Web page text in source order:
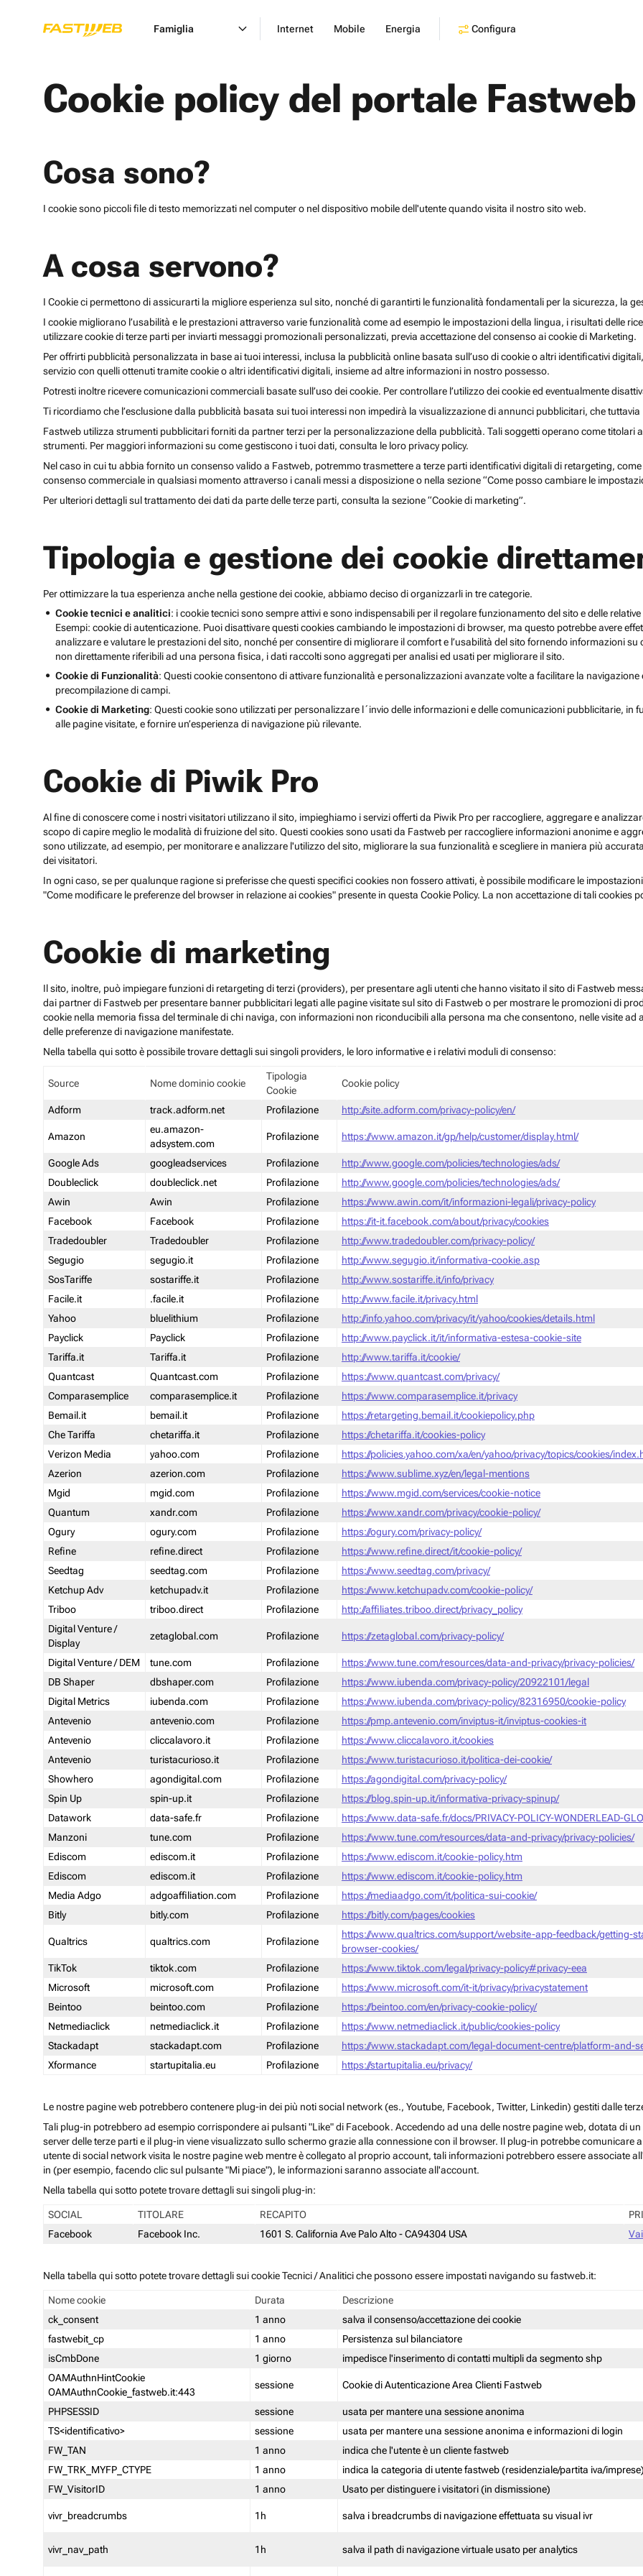
Famiglia Internet Mobile Energia Configura
Cookie policy del portale Fastweb
Cosa sono?
I cookie sono piccoli file di testo memorizzati nel computer o nel dispositivo mobile dell'utente quando visita il nostro sito web.
A cosa servono?
I Cookie ci permettono di assicurarti la migliore esperienza sul sito, nonché di garantirti le funzionalità fondamentali per la sicurezza, la
I cookie migliorano l’usabilità e le prestazioni attraverso varie funzionalità come ad esempio le impostazioni della lingua, i risultati delle
utilizzare cookie di terze parti per inviarti messaggi promozionali personalizzati, previa accettazione del consenso ai cookie di Marketing.
Per offrirti pubblicità personalizzata in base ai tuoi interessi, inclusa la pubblicità online basata sull’uso di cookie o altri identificativi
servizio con quelli ottenuti tramite cookie o altri identificativi digitali, insieme ad altre informazioni in nostro possesso.
Potresti inoltre ricevere comunicazioni commerciali basate sull’uso dei cookie. Per controllare l’utilizzo dei cookie ed eventualmente
Ti ricordiamo che l’esclusione dalla pubblicità basata sui tuoi interessi non impedirà la visualizzazione di annunci pubblicitari, che
Fastweb utilizza strumenti pubblicitari forniti da partner terzi per la personalizzazione della pubblicità. Tali soggetti operano come
strumenti. Per maggiori informazioni su come gestiscono i tuoi dati, consulta le loro privacy policy.
Nel caso in cui tu abbia fornito un consenso valido a Fastweb, potremmo trasmettere a terze parti identificativi digitali di retargeting,
consenso commerciale in qualsiasi momento attraverso i canali messi a disposizione o nella sezione “Come posso cambiare le
Per ulteriori dettagli sul trattamento dei dati da parte delle terze parti, consulta la sezione “Cookie di marketing”.
Tipologia e gestione dei cookie
Per ottimizzare la tua esperienza anche nella gestione dei cookie, abbiamo deciso di organizzarli in tre categorie.
Cookie tecnici e analitici: i cookie tecnici sono sempre attivi e sono indispensabili per il regolare funzionamento del sito e delle
Esempi: cookie di autenticazione. Puoi disattivare questi cookies cambiando le impostazioni di browser, ma questo potrebbe avere
analizzare e valutare le prestazioni del sito, nonché per consentire di migliorare il comfort e l’usabilità del sito fornendo informazioni
non direttamente riferibili ad una persona fisica, i dati raccolti sono aggregati per analisi ed usati per migliorare il sito.
Cookie di Funzionalità: Questi cookie consentono di attivare funzionalità e personalizzazioni avanzate volte a facilitare la
precompilazione di campi.
Cookie di Marketing: Questi cookie sono utilizzati per personalizzare l´invio delle informazioni e delle comunicazioni pubblicitarie, in
alle pagine visitate, e fornire un’esperienza di navigazione più rilevante.
Cookie di Piwik Pro
Al fine di conoscere come i nostri visitatori utilizzano il sito, impieghiamo i servizi offerti da Piwik Pro per raccogliere, aggregare e
scopo di capire meglio le modalità di fruizione del sito. Questi cookies sono usati da Fastweb per raccogliere informazioni anonime e
sono utilizzate, ad esempio, per monitorare e analizzare l'utilizzo del sito, migliorare la sua funzionalità e scegliere in maniera più
dei visitatori.
In ogni caso, se per qualunque ragione si preferisse che questi specifici cookies non fossero attivati, è possibile modificare le
"Come modificare le preferenze del browser in relazione ai cookies" presente in questa Cookie Policy. La non accettazione di tali cookies
Cookie di marketing
Il sito, inoltre, può impiegare funzioni di retargeting di terzi (providers), per presentare agli utenti che hanno visitato il sito di Fastweb
dai partner di Fastweb per presentare banner pubblicitari legati alle pagine visitate sul sito di Fastweb o per mostrare le promozioni di
cookie nella memoria fissa del terminale di chi naviga, con informazioni non riconducibili alla persona ma che consentono, nelle visite
delle preferenze di navigazione manifestate.
Nella tabella qui sotto è possibile trovare dettagli sui singoli providers, le loro informative e i relativi moduli di consenso:
Source Nome dominio cookie
Tipologia
Cookie
Cookie policy
Adform track.adform.net Profilazione http://site.adform.com/privacy-policy/en/
Amazon
eu.amazon-
adsystem.com
Profilazione https://www.amazon.it/gp/help/customer/display.html/
Google Ads googleadservices Profilazione
http://www.google.com/policies/technologies/ads/
Doubleclick
doubleclick.net Profilazione
http://www.google.com/policies/technologies/ads/
Awin
Awin Profilazione
https://www.awin.com/it/informazioni-legali/privacy-policy
Facebook
Facebook Profilazione
https://it-it.facebook.com/about/privacy/cookies
Tradedoubler
Tradedoubler Profilazione
http://www.tradedoubler.com/privacy-policy/
Segugio
segugio.it Profilazione
http://www.segugio.it/informativa-cookie.asp
SosTariffe
sostariffe.it Profilazione
http://www.sostariffe.it/info/privacy
Facile.it
.facile.it Profilazione
http://www.facile.it/privacy.html
Yahoo
bluelithium Profilazione
http://info.yahoo.com/privacy/it/yahoo/cookies/details.html
Payclick
Payclick Profilazione
http://www.payclick.it/it/informativa-estesa-cookie-site
Tariffa.it
Tariffa.it Profilazione
http://www.tariffa.it/cookie/
Quantcast
Quantcast.com Profilazione
https://www.quantcast.com/privacy/
Comparasemplice
comparasemplice.it Profilazione
https://www.comparasemplice.it/privacy
Bemail.it
bemail.it Profilazione
https://retargeting.bemail.it/cookiepolicy.php
Che Tariffa
chetariffa.it Profilazione
https://chetariffa.it/cookies-policy
Verizon Media
yahoo.com Profilazione
https://policies.yahoo.com/xa/en/yahoo/privacy/topics/cookies/
Azerion
azerion.com Profilazione
https://www.sublime.xyz/en/legal-mentions
Mgid
mgid.com Profilazione
https://www.mgid.com/services/cookie-notice
Quantum
xandr.com Profilazione
https://www.xandr.com/privacy/cookie-policy/
Ogury
ogury.com Profilazione
https://ogury.com/privacy-policy/
Refine
refine.direct Profilazione
https://www.refine.direct/it/cookie-policy/
Seedtag
seedtag.com Profilazione
https://www.seedtag.com/privacy/
Ketchup Adv
ketchupadv.it Profilazione
https://www.ketchupadv.com/cookie-policy/
Triboo
triboo.direct Profilazione
http://affiliates.triboo.direct/privacy_policy
Digital Venture /
Display
zetaglobal.com Profilazione https://zetaglobal.com/privacy-policy/
Digital Venture / DEM tune.com Profilazione
https://www.tune.com/resources/data-and-privacy/privacy-policies/
DB Shaper
dbshaper.com Profilazione
https://www.iubenda.com/privacy-policy/20922101/legal
Digital Metrics
iubenda.com Profilazione
https://www.iubenda.com/privacy-policy/82316950/cookie-policy
Antevenio
antevenio.com Profilazione
https://pmp.antevenio.com/inviptus-it/inviptus-cookies-it
Antevenio
cliccalavoro.it Profilazione
https://www.cliccalavoro.it/cookies
Antevenio
turistacurioso.it Profilazione
https://www.turistacurioso.it/politica-dei-cookie/
Showhero
agondigital.com Profilazione
https://agondigital.com/privacy-policy/
Spin Up
spin-up.it Profilazione
https://blog.spin-up.it/informativa-privacy-spinup/
Datawork
data-safe.fr Profilazione
https://www.data-safe.fr/docs/PRIVACY-POLICY-WONDERLEAD-
Manzoni
tune.com Profilazione
https://www.tune.com/resources/data-and-privacy/privacy-policies/
Ediscom
ediscom.it Profilazione
https://www.ediscom.it/cookie-policy.htm
Ediscom
ediscom.it Profilazione
https://www.ediscom.it/cookie-policy.htm
Media Adgo
adgoaffiliation.com Profilazione
https://mediaadgo.com/it/politica-sui-cookie/
Bitly
bitly.com Profilazione https://bitly.com/pages/cookies
Qualtrics qualtrics.com Profilazione
https://www.qualtrics.com/support/website-app-feedback/getting-
browser-cookies/
TikTok
tiktok.com Profilazione
https://www.tiktok.com/legal/privacy-policy#privacy-eea
Microsoft
microsoft.com Profilazione
https://www.microsoft.com/it-it/privacy/privacystatement
Beintoo
beintoo.com Profilazione
https://beintoo.com/en/privacy-cookie-policy/
Netmediaclick
netmediaclick.it Profilazione
https://www.netmediaclick.it/public/cookies-policy
Stackadapt
stackadapt.com Profilazione
https://www.stackadapt.com/legal-document-centre/platform-and-
Xformance
startupitalia.eu Profilazione https://startupitalia.eu/privacy/
Le nostre pagine web potrebbero contenere plug-in dei più noti social network (es., Youtube, Facebook, Twitter, Linkedin) gestiti dalle
Tali plug-in potrebbero ad esempio corrispondere ai pulsanti "Like" di Facebook. Accedendo ad una delle nostre pagine web, dotata di
server delle terze parti e il plug-in viene visualizzato sullo schermo grazie alla connessione con il browser. Il plug-in potrebbe comunicare
utente di social network visita le nostre pagine web mentre è collegato al proprio account, tali informazioni potrebbero essere associate
in (per esempio, facendo clic sul pulsante "Mi piace"), le informazioni saranno associate all'account.
Nella tabella qui sotto potete trovare dettagli sui singoli plug-in:
SOCIAL TITOLARE RECAPITO
Facebook
Facebook Inc. 1601 S. California Ave Palo Alto - CA94304 USA
Nella tabella qui sotto potete trovare dettagli sui cookie Tecnici / Analitici che possono essere impostati navigando su fastweb.it:
Nome cookie Durata
Descrizione
ck_consent
1 anno
salva il consenso/accettazione dei cookie
fastwebit_cp
1 anno
Persistenza sul bilanciatore
isCmbDone
1 giorno
impedisce l'inserimento di contatti multipli da segmento shp
OAMAuthnHintCookie
OAMAuthnCookie_fastweb.it:443
sessione Cookie di Autenticazione Area Clienti Fastweb
PHPSESSID sessione
usata per mantere una sessione anonima
TS<identificativo>
sessione
usata per mantere una sessione anonima e informazioni di login
FW_TAN
1 anno
indica che l'utente è un cliente fastweb
FW_TRK_MYFP_CTYPE
1 anno
indica la categoria di utente fastweb (residenziale/partita iva/
FW_VisitorID
1 anno Usato per distinguere i visitatori (in dismissione)
vivr_breadcrumbs 1h salva i breadcrumbs di navigazione effettuata su visual ivr
vivr_nav_path 1h salva il path di navigazione virtuale usato per analytics